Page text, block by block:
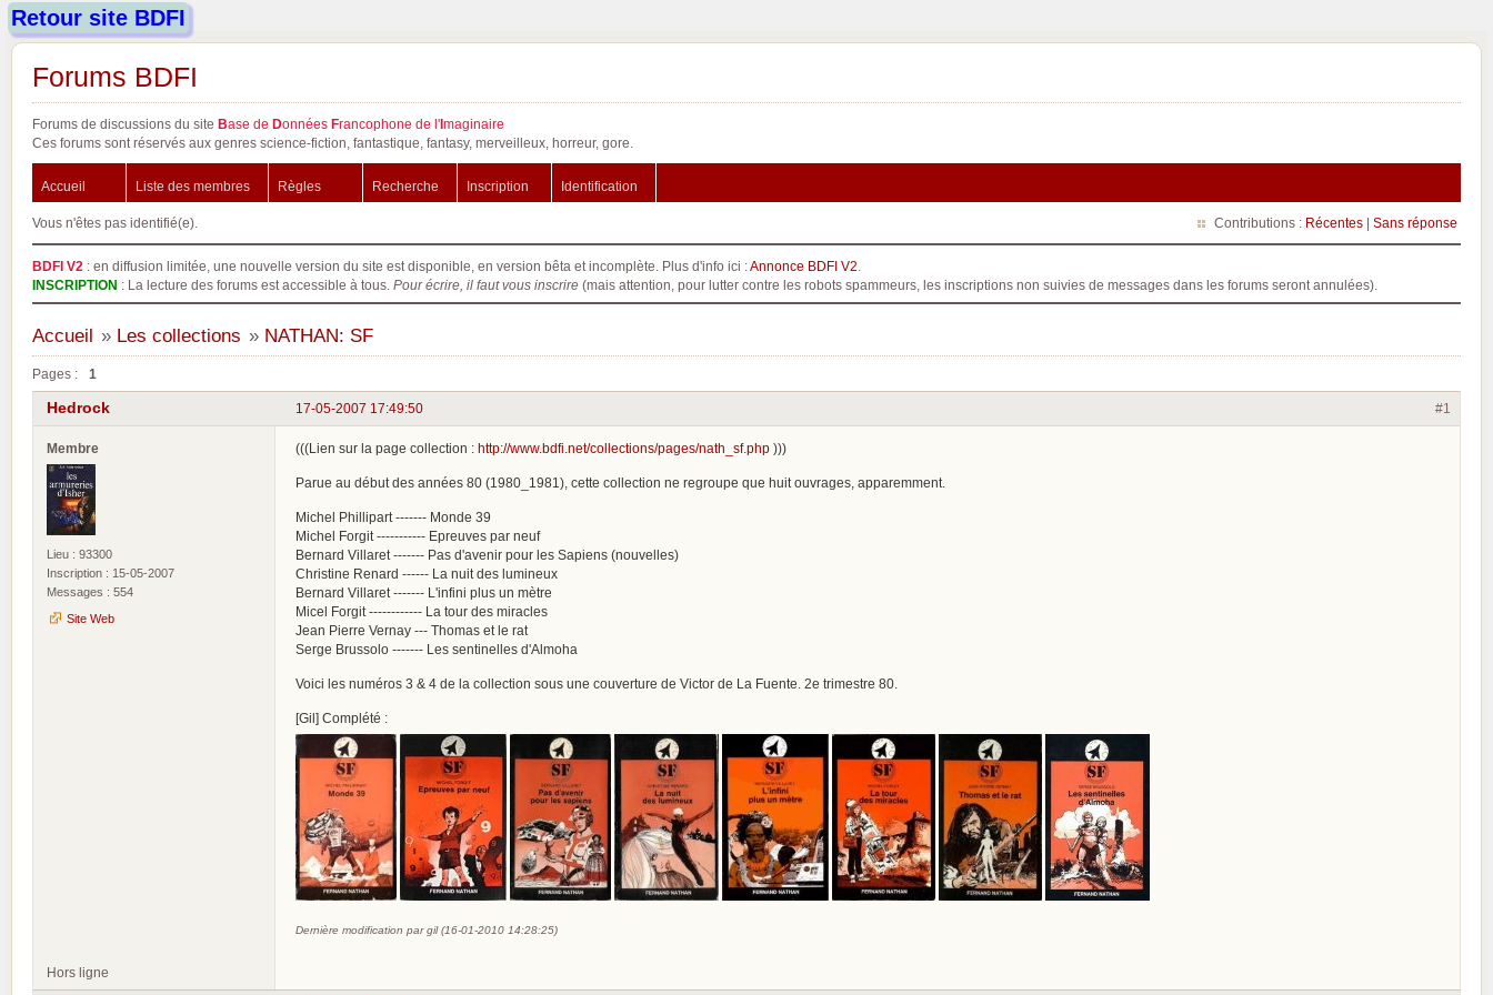
Retour site BDFI
Forums BDFI
Forums de discussions du site Base de Données Francophone de l'Imaginaire
Ces forums sont réservés aux genres science-fiction, fantastique, fantasy, merveilleux, horreur, gore.
Accueil Liste des membres Règles Recherche Inscription Identification
Vous n'êtes pas identifié(e). Contributions : Récentes | Sans réponse
BDFI V2 : en diffusion limitée, une nouvelle version du site est disponible, en version bêta et incomplète. Plus d'info ici :Annonce BDFI V2
INSCRIPTION : La lecture des forums est accessible à tous. Pour écrire, il faut vous inscrire (mais attention, pour lutter contre les robots spammeurs, les inscriptions non suivies de messages dans les forums seront annulées).
Accueil » Les collections » NATHAN: SF
Pages : 1
#1
17-05-2007 17:49:50
Hedrock
Membre
Lieu : 93300
Inscription : 15-05-2007
Messages : 554
Site Web
(((Lien sur la page collection : http://www.bdfi.net/collections/pages/nath_sf.php )))
Parue au début des années 80 (1980_1981), cette collection ne regroupe que huit ouvrages, apparemment.
Michel Phillipart ------- Monde 39
Michel Forgit ----------- Epreuves par neuf
Bernard Villaret ------- Pas d'avenir pour les Sapiens (nouvelles)
Christine Renard ------ La nuit des lumineux
Bernard Villaret ------- L'infini plus un mètre
Micel Forgit ------------ La tour des miracles
Jean Pierre Vernay --- Thomas et le rat
Serge Brussolo ------- Les sentinelles d'Almoha
Voici les numéros 3 & 4 de la collection sous une couverture de Victor de La Fuente. 2e trimestre 80.
[Gil] Complété :
Dernière modification par gil (16-01-2010 14:28:25)
Hors ligne